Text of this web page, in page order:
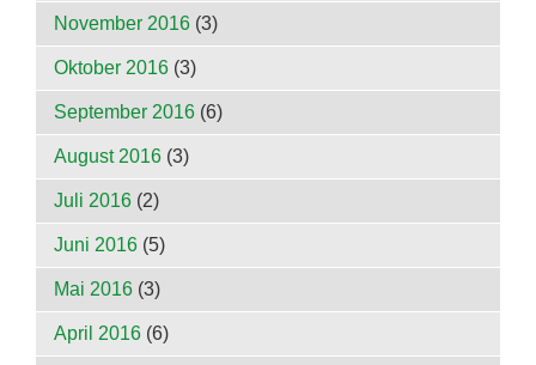
November 2016 (3)
Oktober 2016 (3)
September 2016 (6)
August 2016 (3)
Juli 2016 (2)
Juni 2016 (5)
Mai 2016 (3)
April 2016 (6)